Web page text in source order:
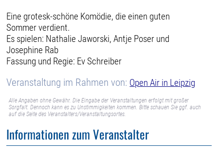
Eine grotesk-schöne Komödie, die einen guten
Sommer verdient.
Es spielen: Nathalie Jaworski, Antje Poser und
Josephine Rab
Fassung und Regie: Ev Schreiber
Veranstaltung im Rahmen von: Open Air in Leipzig
Alle Angaben ohne Gewähr. Die Eingabe der Veranstaltungen erfolgt mit großer
Sorgfalt. Dennoch kann es zu Unstimmigkeiten kommen. Bitte schauen Sie ggf. auch
auf die Seite des Veranstalters/Veranstaltungsortes.
Informationen zum Veranstalter